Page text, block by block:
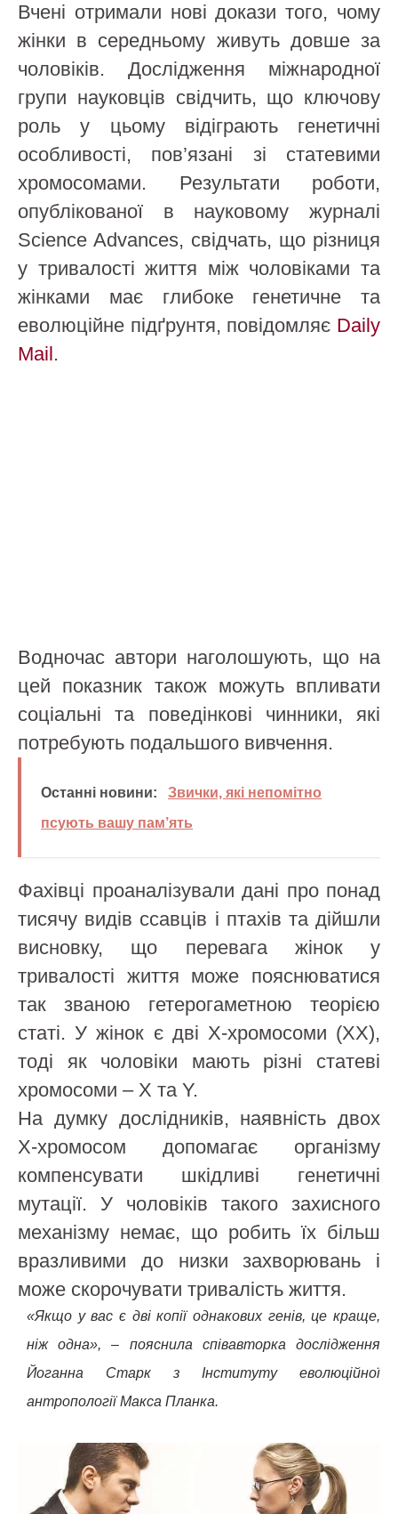
Вчені отримали нові докази того, чому
жінки в середньому живуть довше за
чоловіків. Дослідження міжнародної
групи науковців свідчить, що ключову
роль у цьому відіграють генетичні
особливості, пов’язані зі статевими
хромосомами. Результати роботи,
опублікованої в науковому журналі
Science Advances, свідчать, що різниця
у тривалості життя між чоловіками та
жінками має глибоке генетичне та
еволюційне підґрунтя, повідомляє Daily
Mail.
Водночас автори наголошують, що на
цей показник також можуть впливати
соціальні та поведінкові чинники, які
потребують подальшого вивчення.
Останні новини:
Звички, які непомітно
псують вашу пам’ять
Фахівці проаналізували дані про понад
тисячу видів ссавців і птахів та дійшли
висновку, що перевага жінок у
тривалості життя може пояснюватися
так званою гетерогаметною теорією
статі. У жінок є дві Х-хромосоми (XX),
тоді як чоловіки мають різні статеві
хромосоми – X та Y.
На думку дослідників, наявність двох
Х-хромосом допомагає організму
компенсувати шкідливі генетичні
мутації. У чоловіків такого захисного
механізму немає, що робить їх більш
вразливими до низки захворювань і
може скорочувати тривалість життя.
«Якщо у вас є дві копії однакових генів, це краще,
ніж одна», – пояснила співавторка дослідження
Йоганна Старк з Інституту еволюційної
антропології Макса Планка.